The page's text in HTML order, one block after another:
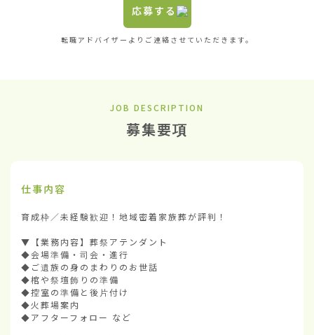
応募する
転職アドバイザーよりご連絡させていただきます。
JOB DESCRIPTION
募集要項
仕事内容
育成枠／未経験歓迎！地域密着家族葬が評判！
▼【業務内容】葬祭アテンダント
◆会場準備・司会・進行
◆ご遺族の身のまわりのお世話
◆棺や祭壇飾りの準備
◆控室の準備と後片付け
◆火葬場案内
◆アフターフォロー など